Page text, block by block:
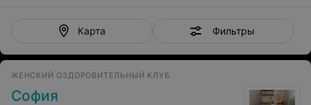
Карта Фильтры
ЖЕНСКИЙ ОЗДОРОВИТЕЛЬНЫЙ КЛУБ
София